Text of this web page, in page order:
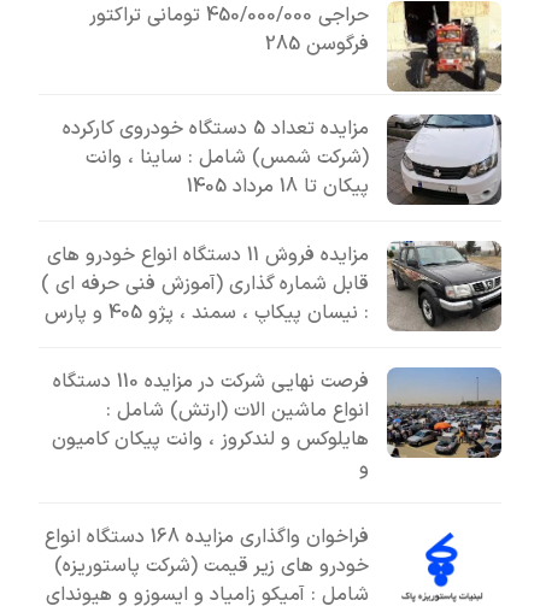
حراجی 450/000/000 تومانی تراکتور
فرگوسن 285
مزایده تعداد 5 دستگاه خودروی کارکرده
(شرکت شمس) شامل : ساینا ، وانت
پیکان تا 18 مرداد 1405
مزایده فروش 11 دستگاه انواع خودرو های
قابل شماره گذاری (آموزش فنی حرفه ای )
: نیسان پیکاپ ، سمند ، پژو 405 و پارس
فرصت نهایی شرکت در مزایده 110 دستگاه
انواع ماشین الات (ارتش) شامل :
هایلوکس و لندکروز ، وانت پیکان کامیون
و
فراخوان واگذاری مزایده 168 دستگاه انواع
خودرو های زیر قیمت (شرکت پاستوریزه)
شامل : آمیکو زامیاد و ایسوزو و هیوندای